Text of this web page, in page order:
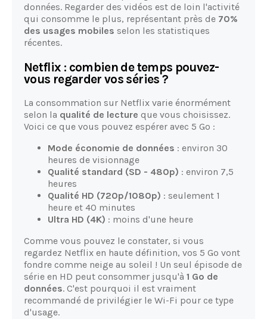
données. Regarder des vidéos est de loin l'activité
qui consomme le plus, représentant près de 70%
des usages mobiles selon les statistiques
récentes.
Netflix : combien de temps pouvez-
vous regarder vos séries ?
La consommation sur Netflix varie énormément
selon la qualité de lecture que vous choisissez.
Voici ce que vous pouvez espérer avec 5 Go :
Mode économie de données : environ 30
heures de visionnage
Qualité standard (SD - 480p) : environ 7,5
heures
Qualité HD (720p/1080p) : seulement 1
heure et 40 minutes
Ultra HD (4K) : moins d'une heure
Comme vous pouvez le constater, si vous
regardez Netflix en haute définition, vos 5 Go vont
fondre comme neige au soleil ! Un seul épisode de
série en HD peut consommer jusqu'à 1 Go de
données. C'est pourquoi il est vraiment
recommandé de privilégier le Wi-Fi pour ce type
d'usage.